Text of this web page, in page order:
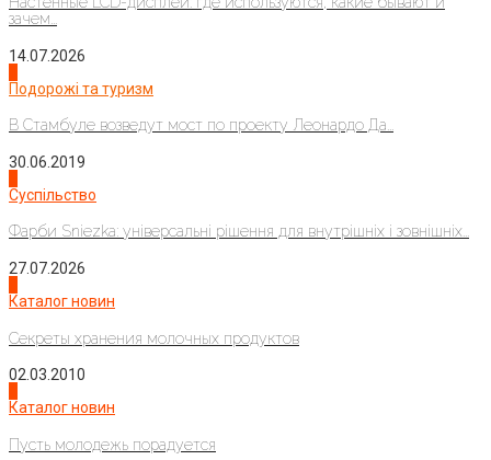
зачем...
14.07.2026
Подорожі та туризм
В Стамбуле возведут мост по проекту Леонардо Да...
30.06.2019
Суспільство
Фарби Sniezka: універсальні рішення для внутрішніх і зовнішніх...
27.07.2026
Каталог новин
Секреты хранения молочных продуктов
02.03.2010
Каталог новин
Пусть молодежь порадуется